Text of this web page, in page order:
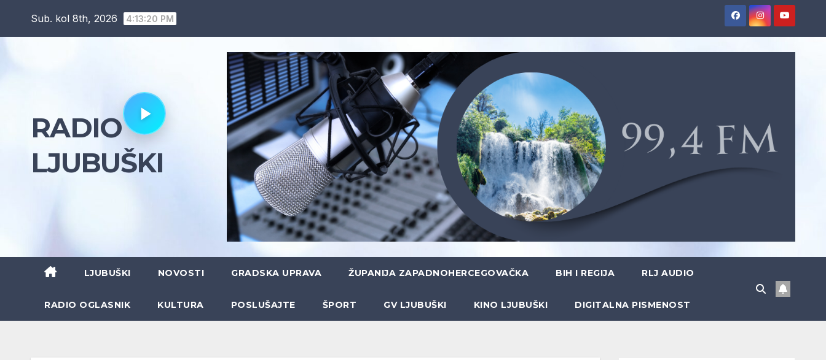
Sub. kol 8th, 2026 4:13:21 PM
RADIO
LJUBUŠKI
LJUBUŠKI NOVOSTI GRADSKA UPRAVA ŽUPANIJA ZAPADNOHERCEGOVAČKA BIH I REGIJA RLJ AUDIO
RADIO OGLASNIK KULTURA POSLUŠAJTE ŠPORT GV LJUBUŠKI KINO LJUBUŠKI DIGITALNA PISMENOST